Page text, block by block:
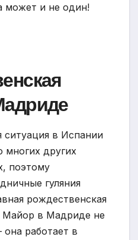
может и не один!
ситуация в Испании
многих других
поэтому
гуляния
рождественская
Майор в Мадриде не
она работает в